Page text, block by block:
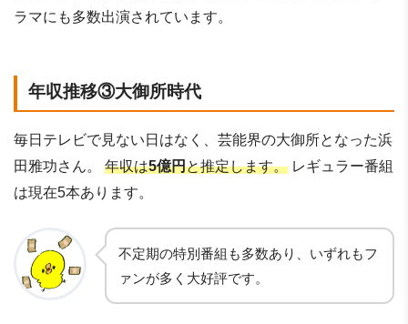
ラマにも多数出演されています。
年収推移③大御所時代
毎日テレビで見ない日はなく、芸能界の大御所となった浜
田雅功さん。 年収は5億円と推定します。 レギュラー番組
は現在5本あります。
不定期の特別番組も多数あり、いずれもフ
ァンが多く大好評です。